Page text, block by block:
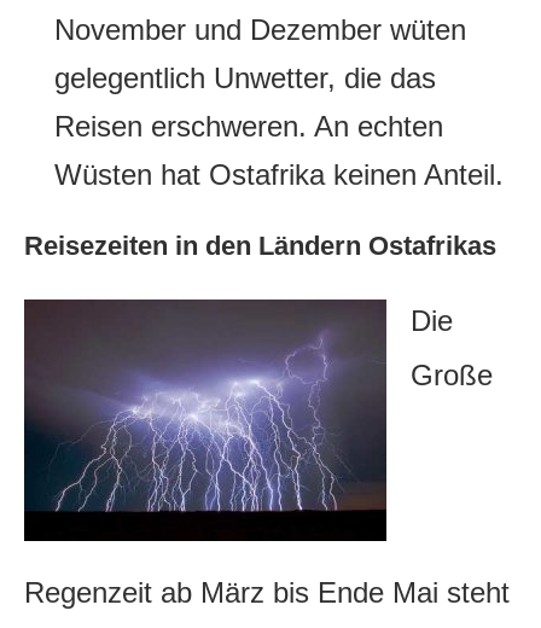
November und Dezember wüten
gelegentlich Unwetter, die das
Reisen erschweren. An echten
Wüsten hat Ostafrika keinen Anteil.
Reisezeiten in den Ländern Ostafrikas
Die
Große
Regenzeit ab März bis Ende Mai steht